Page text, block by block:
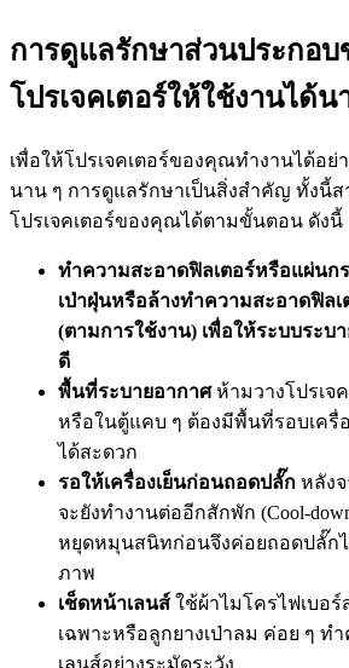
การดูแลรักษาส่วนประกอบ
โปรเจคเตอร์ให้ใช้งานได้น
เพื่อให้โปรเจคเตอร์ของคุณทำงานได้อย่
นาน ๆ การดูแลรักษาเป็นสิ่งสำคัญ ทั้งนี้
โปรเจคเตอร์ของคุณได้ตามขั้นตอน ดังนี้
ทำความสะอาดฟิลเตอร์หรือแผ่นก
เป่าฝุ่นหรือล้างทำความสะอาดฟิลเ
(ตามการใช้งาน) เพื่อให้ระบบระบ
ดี
พื้นที่ระบายอากาศห้ามวางโปรเจ
หรือในตู้แคบ ๆ ต้องมีพื้นที่รอบเครื่
ได้สะดวก
รอให้เครื่องเย็นก่อนถอดปลั๊ก หลัง
จะยังทำงานต่ออีกสักพัก (Cool-
หยุดหมุนสนิทก่อนจึงค่อยถอดปลั๊ก
ภาพ
เช็ดหน้าเลนส์ ใช้ผ้าไมโครไฟเบอร์
เฉพาะหรือลูกยางเป่าลม ค่อย ๆ ท